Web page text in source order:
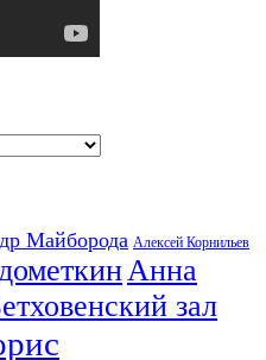
Майборода Алексей Корнильев
Анна
зал